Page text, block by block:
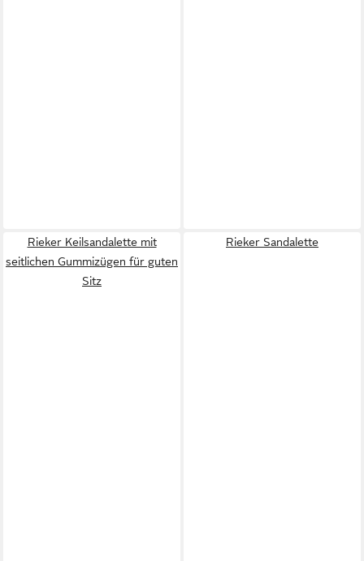
Rieker Keilsandalette mit
seitlichen Gummizügen für guten
Sitz
Rieker Sandalette